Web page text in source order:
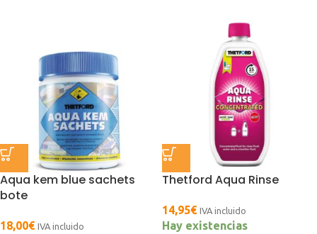
Aqua kem blue sachets
bote
18,00€ IVA incluido
Thetford Aqua Rinse
14,95€ IVA incluido
Hay existencias